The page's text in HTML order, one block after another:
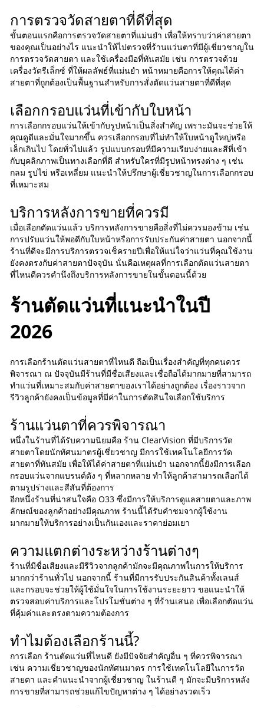
การตรวจวัดสายตาที่ดีที่สุด
ขั้นตอนแรกคือการตรวจวัดสายตาที่แม่นยำ เพื่อให้ทราบว่าค่าสายตา
ของคุณเป็นอย่างไร แนะนำให้ไปตรวจที่ร้านแว่นตาที่มีผู้เชี่ยวชาญใน
การตรวจวัดสายตา และใช้เครื่องมือที่ทันสมัย เช่น การตรวจด้วย
เครื่องวัดรีเล็กซ์ ที่ให้ผลลัพธ์ที่แม่นยำ หน้าหมายคือการให้คุณได้ค่า
สายตาที่ถูกต้องเป็นพื้นฐานสำหรับการสั่งตัดแว่นสายตาที่ดีที่สุด
เลือกกรอบแว่นที่เข้ากับใบหน้า
การเลือกกรอบแว่นให้เข้ากับรูปหน้าเป็นสิ่งสำคัญ เพราะมันจะช่วยให้
คุณดูดีและมั่นใจมากขึ้น ควรเลือกกรอบที่ไม่ทำให้ใบหน้าดูใหญ่หรือ
เล็กเกินไป โดยทั่วไปแล้ว รูปแบบกรอบที่มีความเรียบง่ายและสีที่เข้า
กับบุคลิกภาพเป็นทางเลือกที่ดี สำหรับใครที่มีรูปหน้าทรงต่าง ๆ เช่น
กลม รูปไข่ หรือเหลี่ยม แนะนำให้ปรึกษาผู้เชี่ยวชาญในการเลือกกรอบ
ที่เหมาะสม
บริการหลังการขายที่ควรมี
เมื่อเลือกตัดแว่นแล้ว บริการหลังการขายคือสิ่งที่ไม่ควรมองข้าม เช่น
การปรับแว่นให้พอดีกับใบหน้าหรือการรับประกันค่าสายตา นอกจากนี้
ร้านที่ดีจะมีการบริการตรวจเช็ครายปีเพื่อให้แน่ใจว่าแว่นที่คุณใช้งาน
ยังคงตรงกับค่าสายตาปัจจุบัน นั่นคือเหตุผลที่การเลือกตัดแว่นสายตา
ที่ไหนดีควรคำนึงถึงบริการหลังการขายในขั้นตอนนี้ด้วย
ร้านตัดแว่นที่แนะนำในปี
2026
การเลือกร้านตัดแว่นสายตาที่ไหนดี ถือเป็นเรื่องสำคัญที่ทุกคนควร
พิจารณา ณ ปัจจุบันมีร้านที่มีชื่อเสียงและเชื่อถือได้มากมายที่สามารถ
ทำแว่นที่เหมาะสมกับค่าสายตาของเราได้อย่างถูกต้อง เรื่องราวจาก
รีวิวลูกค้ายังคงเป็นข้อมูลที่มีค่าในการตัดสินใจเลือกใช้บริการ
ร้านแว่นตาที่ควรพิจารณา
หนึ่งในร้านที่ได้รับความนิยมคือ ร้าน ClearVision ที่มีบริการวัด
สายตาโดยนักทัศนมาตรผู้เชี่ยวชาญ มีการใช้เทคโนโลยีการวัด
สายตาที่ทันสมัย เพื่อให้ได้ค่าสายตาที่แม่นยำ นอกจากนี้ยังมีการเลือก
กรอบแว่นจากแบรนด์ดัง ๆ ที่หลากหลาย ทำให้ลูกค้าสามารถเลือกได้
ตามรูปร่างและสีสันที่ต้องการ
อีกหนึ่งร้านที่น่าสนใจคือ O33 ซึ่งมีการให้บริการดูแลสายตาและภาพ
ลักษณ์ของลูกค้าอย่างมีคุณภาพ ร้านนี้ได้รับคำชมจากผู้ใช้งาน
มากมายให้บริการอย่างเป็นกันเองและราคาย่อมเยา
ความแตกต่างระหว่างร้านต่างๆ
ร้านที่มีชื่อเสียงและมีรีวิวจากลูกค้ามักจะมีคุณภาพในการให้บริการ
มากกว่าร้านทั่วไป นอกจากนี้ ร้านที่มีการรับประกันสินค้าทั้งเลนส์
และกรอบจะช่วยให้ผู้ใช้มั่นใจในการใช้งานระยะยาว ขอแนะนำให้
ตรวจสอบค่าบริการและโปรโมชั่นต่าง ๆ ที่ร้านเสนอ เพื่อเลือกตัดแว่น
ที่คุ้มค่าและตรงตามความต้องการ
ทำไมต้องเลือกร้านนี้?
การเลือก ร้านตัดแว่นที่ไหนดี ยังมีปัจจัยสำคัญอื่น ๆ ที่ควรพิจารณา
เช่น ความเชี่ยวชาญของนักทัศนมาตร การใช้เทคโนโลยีในการวัด
สายตา และคำแนะนำจากผู้เชี่ยวชาญ ในร้านดี ๆ มักจะมีบริการหลัง
การขายที่สามารถช่วยแก้ไขปัญหาต่าง ๆ ได้อย่างรวดเร็ว